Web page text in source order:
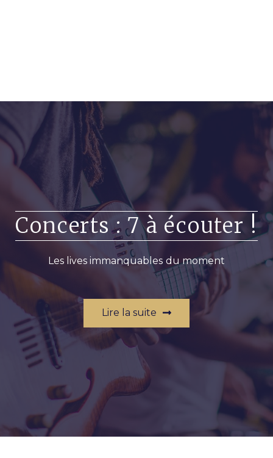
Concerts : 7 à écouter !
Les lives immanquables du moment
Lire la suite